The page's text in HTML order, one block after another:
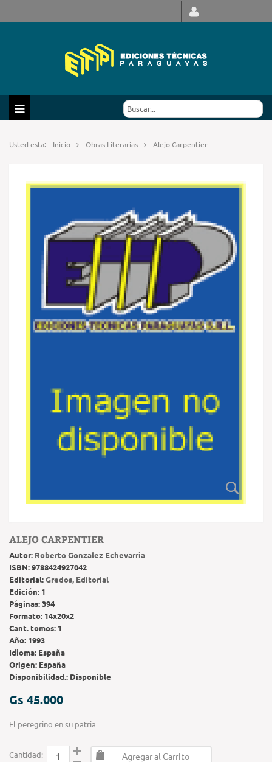
Usted esta: Inicio Obras Literarias Alejo Carpentier
ALEJO CARPENTIER
Autor: Roberto Gonzalez Echevarria
ISBN:9788424927042
Editorial:Gredos, Editorial
Edición: 1
Páginas:394
Formato: 14x20x2
Cant. tomos: 1
Año: 1993
Idioma: España
Origen: España
Disponibilidad.: Disponible
Gs 45.000
El peregrino en su patria
Cantidad: Agregar al Carrito